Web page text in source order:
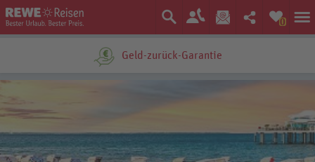
0
Geld-zurück-Garantie